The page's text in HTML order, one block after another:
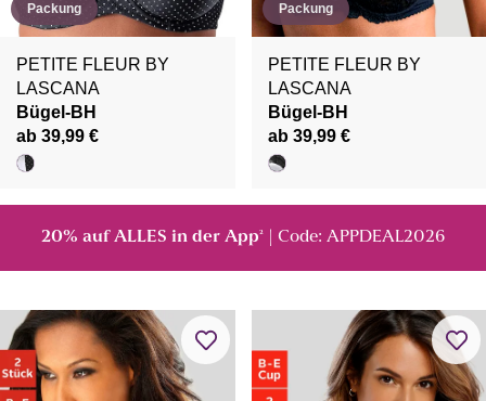
Packung
PETITE FLEUR BY
LASCANA
Bügel-BH
ab 39,99 €
Packung
PETITE FLEUR BY
LASCANA
Bügel-BH
ab 39,99 €
20% auf ALLES in der App² | Code: APPDEAL2026